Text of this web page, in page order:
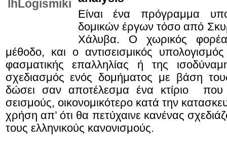
Είναι ένα πρόγραμμα
δομικών έργων τόσο από
Χάλυβα. Ο χωρικός
μέθοδο, και ο αντισεισμικός
φασματικής επαλληλίας ή της
σχεδιασμός ενός δομήματος με βάση
δώσει σαν αποτέλεσμα ένα κτίριο που
σεισμούς, οικονομικότερο κατά την
χρήση απ’ ότι θα πετύχαινε κανένας
τους ελληνικούς κανονισμούς.